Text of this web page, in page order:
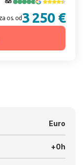
za os. od 3 250 €
Euro
+0h